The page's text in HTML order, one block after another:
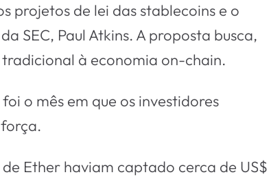
projetos de lei das stablecoins e o
SEC, Paul Atkins. A proposta busca,
à economia on-chain.
o mês em que os investidores
Ether haviam captado cerca de US$